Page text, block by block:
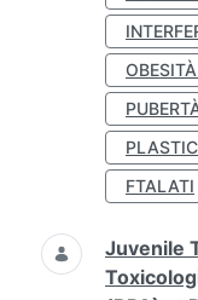
FTALATI
Juvenile